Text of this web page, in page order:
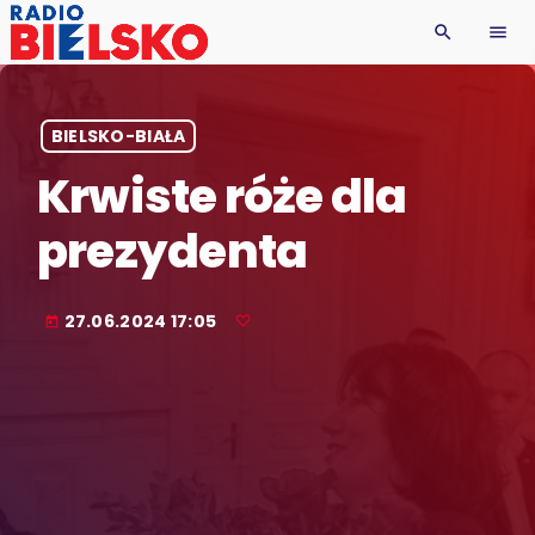
search menu
BIELSKO-BIAŁA
Krwiste róże dla
prezydenta
today 27.06.2024 17:05